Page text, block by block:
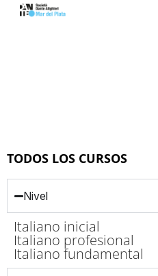
TODOS LOS CURSOS
Nivel
Italiano inicial
Italiano profesional
Italiano fundamental